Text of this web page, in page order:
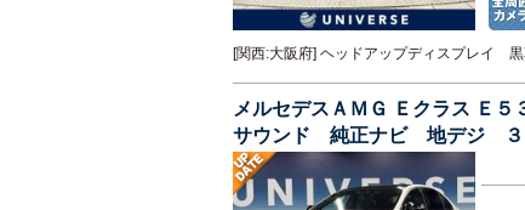
[関西:大阪府] ヘッドアップディスプレイ
メルセデスＡＭＧ Ｅクラス Ｅ
サウンド 純正ナビ 地デジ ３
席シートヒーター パワーシート